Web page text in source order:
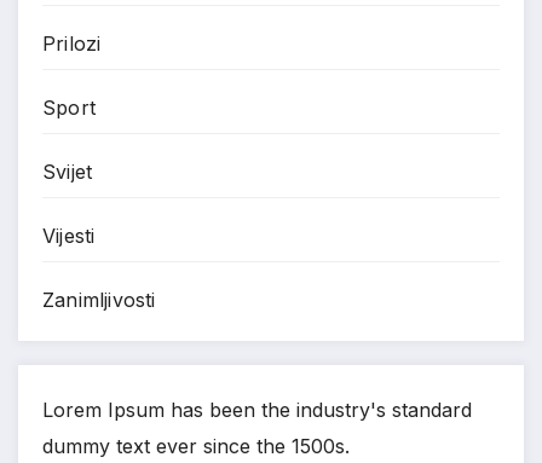
Prilozi
Sport
Svijet
Vijesti
Zanimljivosti
Lorem Ipsum has been the industry's standard
dummy text ever since the 1500s.